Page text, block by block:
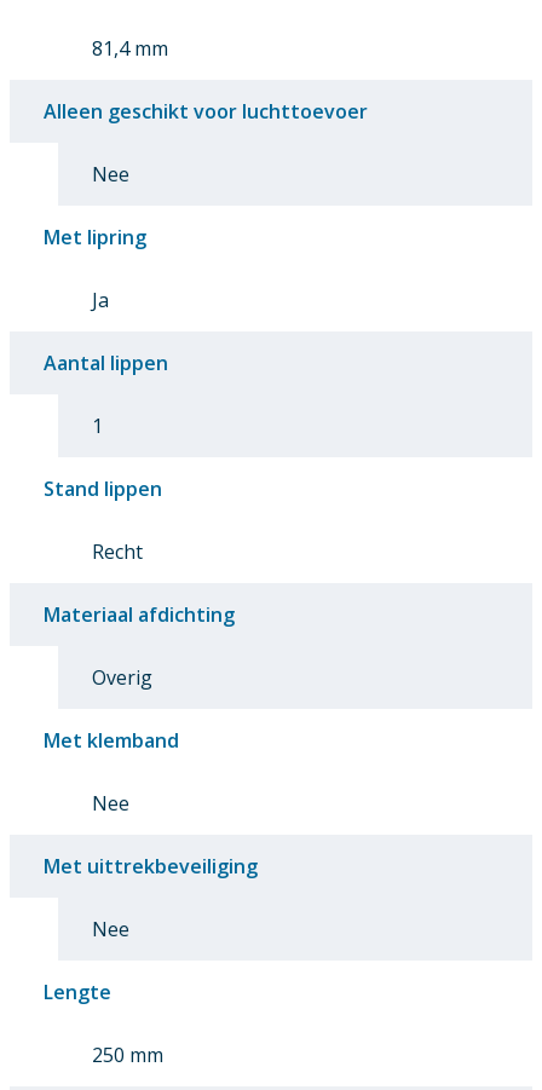
81,4 mm
Alleen geschikt voor luchttoevoer
Nee
Met lipring
Ja
Aantal lippen
1
Stand lippen
Recht
Materiaal afdichting
Overig
Met klemband
Nee
Met uittrekbeveiliging
Nee
Lengte
250 mm